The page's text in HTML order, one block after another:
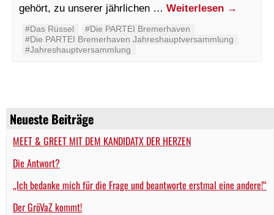
Neueste Beiträge
MEET & GREET MIT DEM KANDIDATX DER HERZEN
Die Antwort?
„Ich bedanke mich für die Frage und beantworte erstmal eine andere!“
Der GröVaZ kommt!
gehört, zu unserer jährlichen … Weiterlesen →
#Das Rüssel
#Die PARTEI Bremerhaven
#Die PARTEI Bremerhaven Jahreshauptversammlung
#Jahreshauptversammlung